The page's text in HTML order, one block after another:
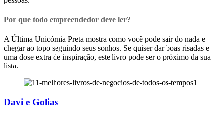
Por que todo empreendedor deve ler?
A Última Unicórnia Preta mostra como você pode sair do nada e
chegar ao topo seguindo seus sonhos. Se quiser dar boas risadas e
uma dose extra de inspiração, este livro pode ser o próximo da sua
lista.
Davi e Golias